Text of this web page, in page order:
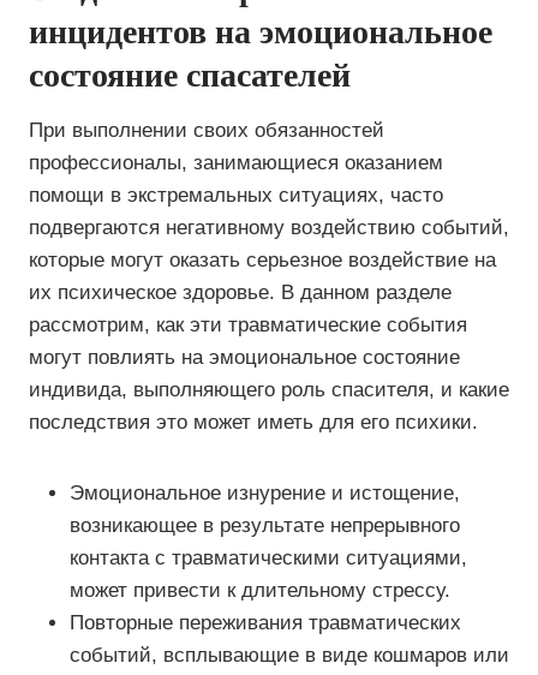
инцидентов на эмоциональное
состояние спасателей
При выполнении своих обязанностей
профессионалы, занимающиеся оказанием
помощи в экстремальных ситуациях, часто
подвергаются негативному воздействию событий,
которые могут оказать серьезное воздействие на
их психическое здоровье. В данном разделе
рассмотрим, как эти травматические события
могут повлиять на эмоциональное состояние
индивида, выполняющего роль спасителя, и какие
последствия это может иметь для его психики.
Эмоциональное изнурение и истощение,
возникающее в результате непрерывного
контакта с травматическими ситуациями,
может привести к длительному стрессу.
Повторные переживания травматических
событий, всплывающие в виде кошмаров или